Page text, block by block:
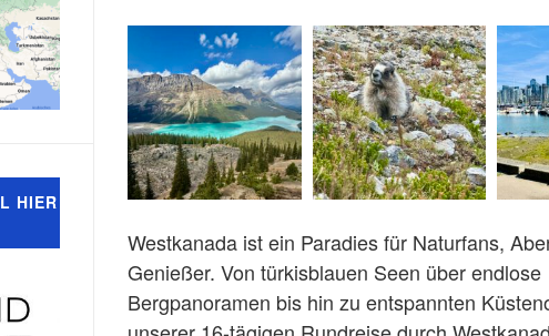
Westkanada ist ein Paradies für Naturfans,
Genießer. Von türkisblauen Seen über endlose
Bergpanoramen bis hin zu entspannten
HIER